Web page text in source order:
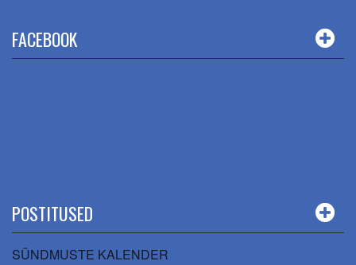
FACEBOOK
POSTITUSED
SÜNDMUSTE KALENDER